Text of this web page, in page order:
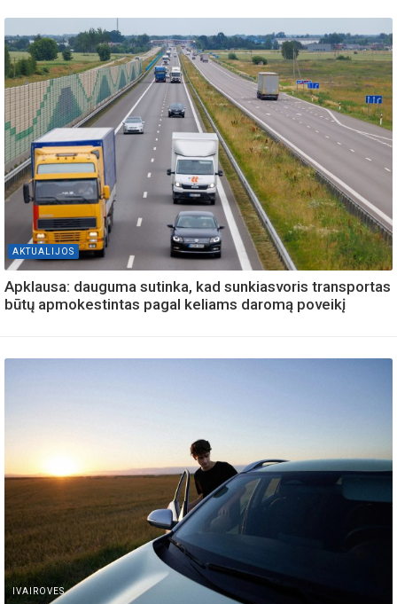
AKTUALIJOS
Apklausa: dauguma sutinka, kad sunkiasvoris transportas
būtų apmokestintas pagal keliams daromą poveikį
IVAIROVES